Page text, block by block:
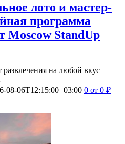
лото и мастер-
программа
Moscow StandUp
на любой вкус
08-06T12:15:00+03:00 0 от 0 ₽